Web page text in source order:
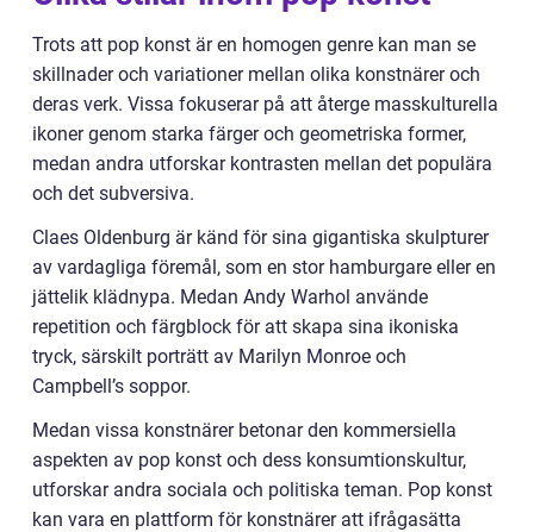
Trots att pop konst är en homogen genre kan man se
skillnader och variationer mellan olika konstnärer och
deras verk. Vissa fokuserar på att återge masskulturella
ikoner genom starka färger och geometriska former,
medan andra utforskar kontrasten mellan det populära
och det subversiva.
Claes Oldenburg är känd för sina gigantiska skulpturer
av vardagliga föremål, som en stor hamburgare eller en
jättelik klädnypa. Medan Andy Warhol använde
repetition och färgblock för att skapa sina ikoniska
tryck, särskilt porträtt av Marilyn Monroe och
Campbell’s soppor.
Medan vissa konstnärer betonar den kommersiella
aspekten av pop konst och dess konsumtionskultur,
utforskar andra sociala och politiska teman. Pop konst
kan vara en plattform för konstnärer att ifrågasätta